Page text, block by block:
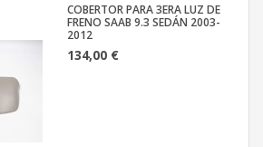
COBERTOR PARA 3ERA LUZ DE
FRENO SAAB 9.3 SEDÁN 2003-
2012
134,00 €